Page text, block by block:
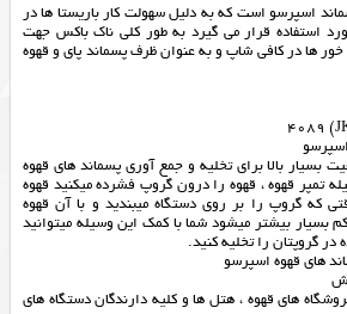
اسپرسو است که به دلیل سهولت کار باریستا ها در
استفاده قرار می گیرد به طور کلی ناک باکس جهت
خور ها در کافی شاپ و به عنوان ظرف پسماند پای و قهوه
بسیار بالا برای تخلیه و جمع آوری پسماند های قهوه
تمپر قهوه ، قهوه را درون گروپ فشرده میکنید قهوه
که گروپ را بر روی دستگاه میبندید و با آن قهوه
بسیار بیشتر میشود شما با کمک این وسیله میتوانید
در گروپتان را تخلیه کنید.
های قهوه اسپرسو
های قهوه ، هتل ها و کلیه دارندگان دستگاه های